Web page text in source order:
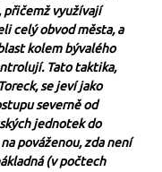
přičemž využívají
celý obvod města, a
kolem bývalého
Tato taktika,
se jeví jako
severně od
jednotek do
pováženou, zda není
(v počtech